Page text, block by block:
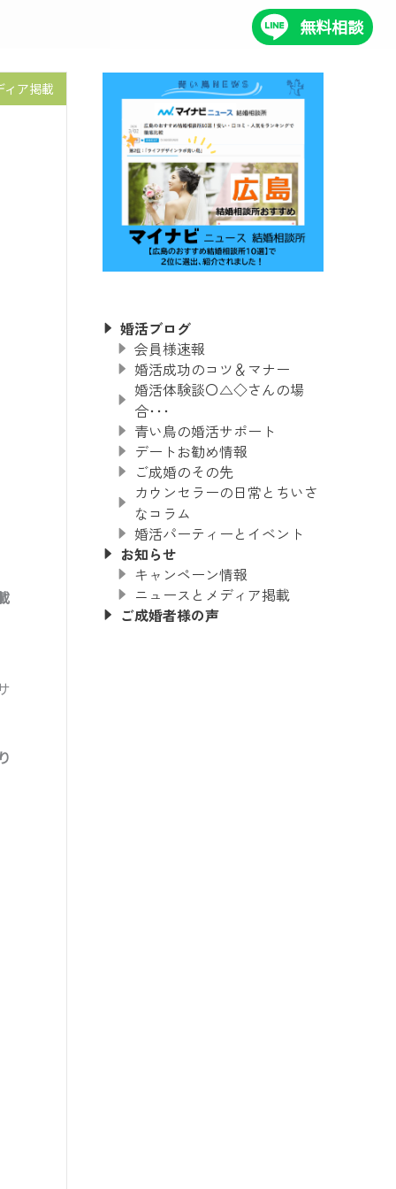
無料相談
ィア掲載
婚活ブログ
会員様速報
婚活成功のコツ＆マナー
婚活体験談〇△◇さんの場
合･･･
青い鳥の婚活サポート
デートお勧め情報
ご成婚のその先
カウンセラーの日常とちいさ
なコラム
婚活パーティーとイベント
お知らせ
キャンペーン情報
ニュースとメディア掲載
ご成婚者様の声